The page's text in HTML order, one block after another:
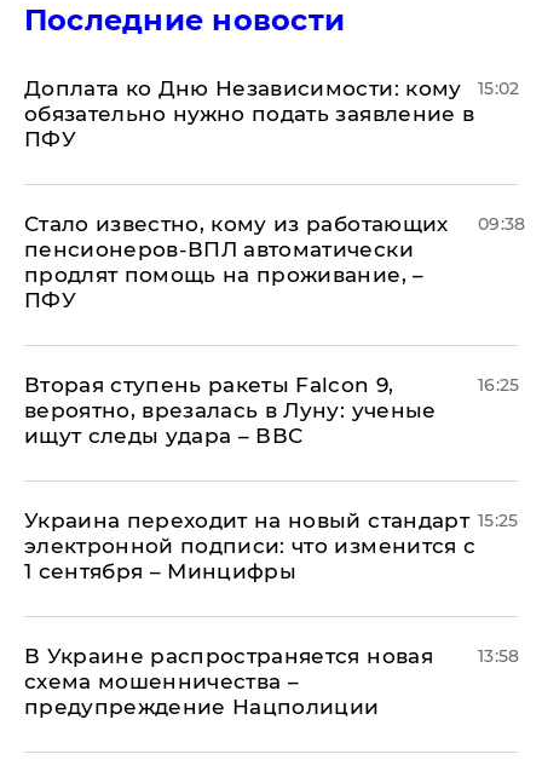
Последние новости
Доплата ко Дню Независимости: кому
обязательно нужно подать заявление в
ПФУ
15:02
Стало известно, кому из работающих
пенсионеров-ВПЛ автоматически
продлят помощь на проживание, –
ПФУ
09:38
Вторая ступень ракеты Falcon 9,
вероятно, врезалась в Луну: ученые
ищут следы удара – ВВС
16:25
Украина переходит на новый стандарт
электронной подписи: что изменится с
1 сентября – Минцифры
15:25
В Украине распространяется новая
схема мошенничества –
предупреждение Нацполиции
13:58